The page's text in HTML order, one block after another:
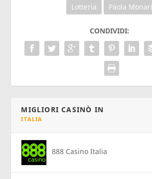
Lotteria
Paola Monari
CONDIVIDI:
MIGLIORI CASINÒ IN
ITALIA
888 Casino Italia